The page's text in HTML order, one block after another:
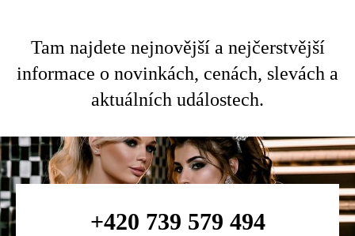
Tam najdete nejnovější a nejčerstvější
informace o novinkách, cenách, slevách a
aktuálních událostech.
+420 739 579 494